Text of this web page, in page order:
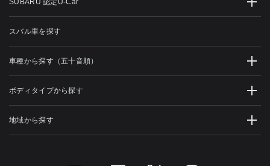
SUBARU 認定U-Car
スバル車を探す
車種から探す（五十音順）
ボディタイプから探す
地域から探す